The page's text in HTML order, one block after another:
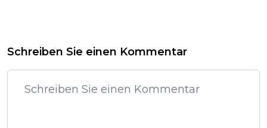
Schreiben Sie einen Kommentar